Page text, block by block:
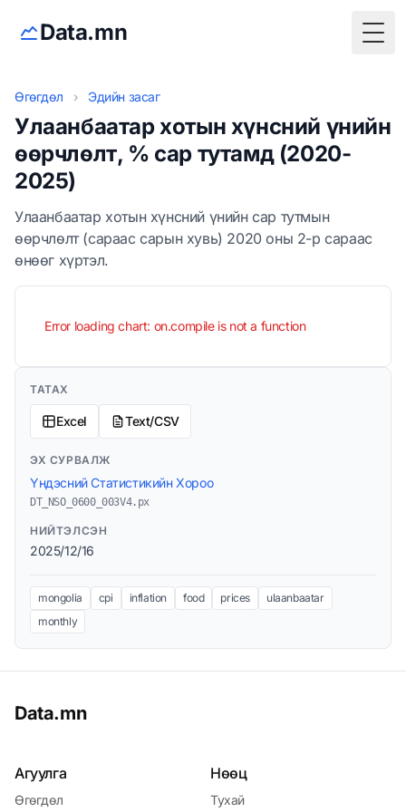
Data.mn
Өгөгдөл › Эдийн засаг
Улаанбаатар хотын хүнсний үнийн
өөрчлөлт, % сар тутамд (2020-
2025)
Улаанбаатар хотын хүнсний үнийн сар тутмын
өөрчлөлт (сараас сарын хувь) 2020 оны 2-р сараас
өнөөг хүртэл.
Error loading chart: on.compile is not a function
ТАТАХ
Excel Text/CSV
ЭХ СУРВАЛЖ
Үндэсний Статистикийн Хороо
DT_NSO_0600_003V4.px
НИЙТЭЛСЭН
2025/12/16
mongolia cpi inflation food prices
ulaanbaatar
monthly
Data.mn
Агуулга
Өгөгдөл
Нөөц
Тухай